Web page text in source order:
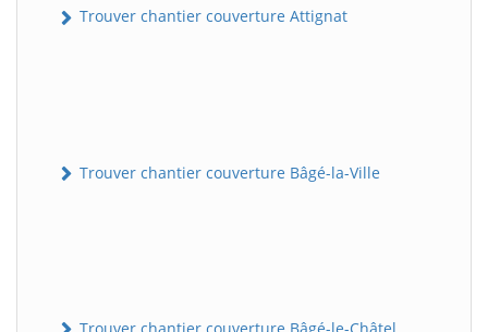
Trouver chantier couverture Attignat
Trouver chantier couverture Bâgé-la-Ville